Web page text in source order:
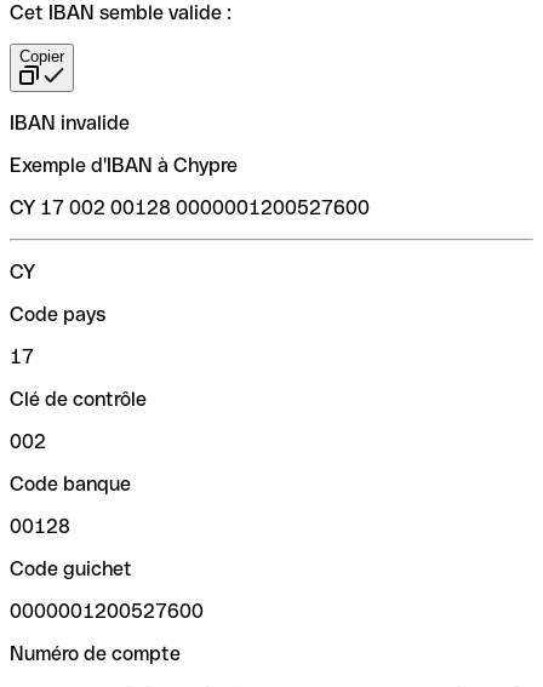
Cet IBAN semble valide :
Copier
IBAN invalide
Exemple d'IBAN à Chypre
CY 17 002 00128 0000001200527600
CY
Code pays
17
Clé de contrôle
002
Code banque
00128
Code guichet
0000001200527600
Numéro de compte